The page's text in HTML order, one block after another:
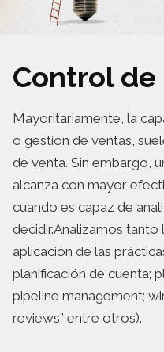
Control
Mayoritariamente, la
o gestión de ventas,
de venta. Sin embargo,
alcanza con mayor
cuando es capaz de
decidir.Analizamos
aplicación de las
planificación de cuenta;
pipeline management;
reviews” entre otros).